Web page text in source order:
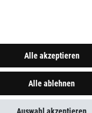
Alle akzeptieren
Alle ablehnen
Auswahl akzeptieren